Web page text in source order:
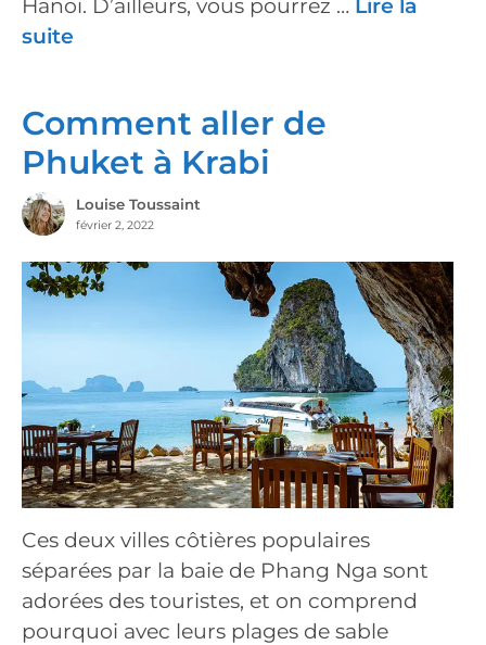
Hanoï. D’ailleurs, vous pourrez … Lire la
suite
Comment aller de
Phuket à Krabi
Louise Toussaint
février 2, 2022
Ces deux villes côtières populaires
séparées par la baie de Phang Nga sont
adorées des touristes, et on comprend
pourquoi avec leurs plages de sable